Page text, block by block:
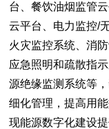
台、餐饮油烟监管
云平台、电力监控/
火灾监控系统、消
应急照明和疏散指
源绝缘监测系统等
细化管理，提高用
现能源数字化建设提